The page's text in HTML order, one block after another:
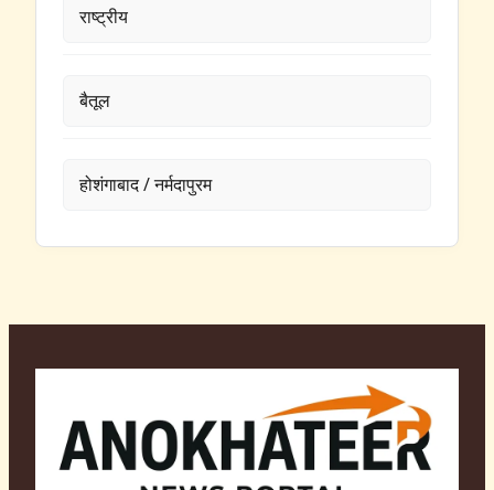
राष्ट्रीय
बैतूल
होशंगाबाद / नर्मदापुरम